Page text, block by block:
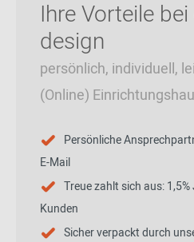
Ihre Vorteile
design
persönlich, individuell,
(Online)
Persönliche
E-Mail
Treue zahlt sich aus:
Kunden
Sicher verpackt durch